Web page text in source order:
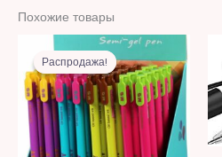
Похожие товары
Распродажа!
Распродажа!
Первоначальная
цена
составляла
17,00 MDL.
Текущая
7,00 MDL.